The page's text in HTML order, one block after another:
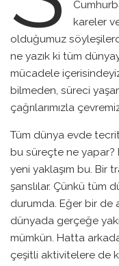
kareler
olduğumuz
ne yazık ki tüm
mücadele
bilmeden, süreci
çağrılarımızla
Tüm dünya evde tecrit
bu süreçte ne yapar?
yeni yaklaşım bu. Bir
şanslılar. Çünkü tüm
durumda. Eğer bir de
dünyada gerçeğe
mümkün. Hatta
çeşitli aktivitelere de